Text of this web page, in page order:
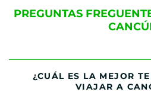
PREGUNTAS
¿CUÁL ES LA MEJOR
VIAJAR A